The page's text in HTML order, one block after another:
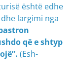
është edhe
largimi nga
që e shtyp
(Esh-